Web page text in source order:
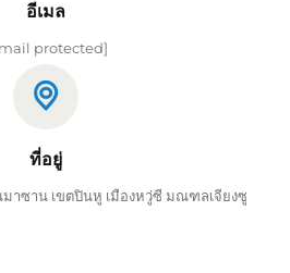
อีเมล
protected]
ที่อยู่
าซาน เขตปินหู เมืองหวู่ซี มณฑลเจียงซู